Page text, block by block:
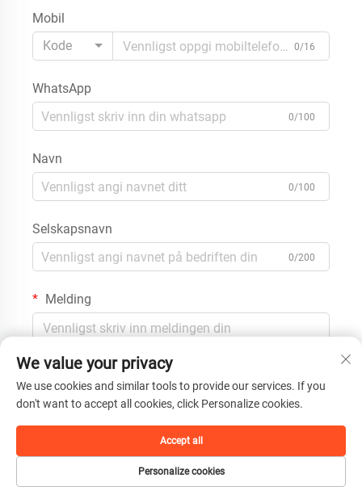
Mobil
Kode
0/16
WhatsApp
0/100
Navn
0/100
Selskapsnavn
0/200
Melding
0/1000
We value your privacy
We use cookies and similar tools to provide our services. If you
don't want to accept all cookies, click Personalize cookies.
Personalize cookies
Accept all